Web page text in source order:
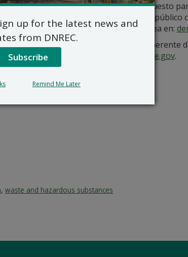
emitió un aviso público del Plan Propuesto
No hubo comentarios ni preguntas del público
Planes Finales están disponibles en línea en:
comuníquese con Lindsay J. Hall, Gerente
.
,waste and hazardous substances
up for the latest news and
from DNREC.
Subscribe
Remind Me Later